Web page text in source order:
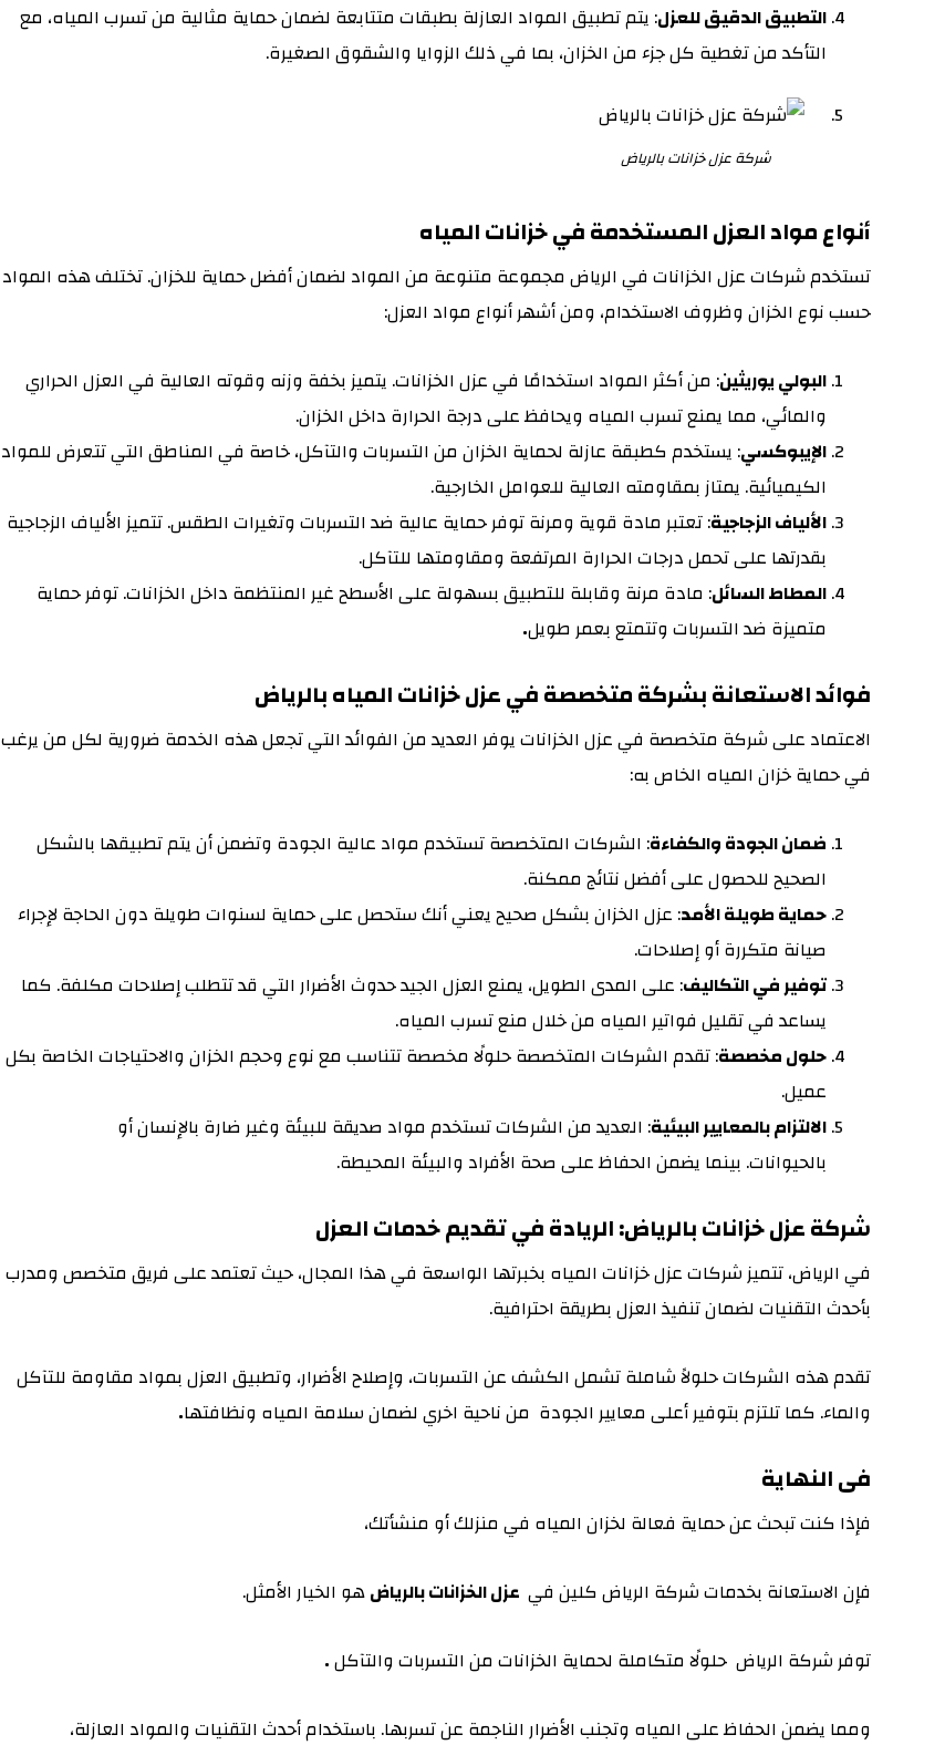
التطبيق الدقيق للعزل: يتم تطبيق المواد العازلة بطبقات متتابعة لضمان حماية مثالية من تسرب المياه، مع
التأكد من تغطية كل جزء من الخزان، بما في ذلك الزوايا والشقوق الصغيرة.
شركة عزل خزانات بالرياض
أنواع مواد العزل المستخدمة في خزانات المياه
تستخدم شركات عزل الخزانات في الرياض مجموعة متنوعة من المواد لضمان أفضل حماية للخزان. تختلف هذه المواد
حسب نوع الخزان وظروف الاستخدام، ومن أشهر أنواع مواد العزل:
البولي يوريثين: من أكثر المواد استخدامًا في عزل الخزانات. يتميز بخفة وزنه وقوته العالية في العزل الحراري
والمائي، مما يمنع تسرب المياه ويحافظ على درجة الحرارة داخل الخزان.
الإيبوكسي: يستخدم كطبقة عازلة لحماية الخزان من التسربات والتآكل، خاصة في المناطق التي تتعرض للمواد
الكيميائية. يمتاز بمقاومته العالية للعوامل الخارجية.
الألياف الزجاجية: تعتبر مادة قوية ومرنة توفر حماية عالية ضد التسربات وتغيرات الطقس. تتميز الألياف الزجاجية
بقدرتها على تحمل درجات الحرارة المرتفعة ومقاومتها للتآكل.
المطاط السائل: مادة مرنة وقابلة للتطبيق بسهولة على الأسطح غير المنتظمة داخل الخزانات. توفر حماية
متميزة ضد التسربات وتتمتع بعمر طويل.
فوائد الاستعانة بشركة متخصصة في عزل خزانات المياه بالرياض
الاعتماد على شركة متخصصة في عزل الخزانات يوفر العديد من الفوائد التي تجعل هذه الخدمة ضرورية لكل من يرغب
في حماية خزان المياه الخاص به:
ضمان الجودة والكفاءة: الشركات المتخصصة تستخدم مواد عالية الجودة وتضمن أن يتم تطبيقها بالشكل
الصحيح للحصول على أفضل نتائج ممكنة.
حماية طويلة الأمد: عزل الخزان بشكل صحيح يعني أنك ستحصل على حماية لسنوات طويلة دون الحاجة لإجراء
صيانة متكررة أو إصلاحات.
توفير في التكاليف: على المدى الطويل، يمنع العزل الجيد حدوث الأضرار التي قد تتطلب إصلاحات مكلفة. كما
يساعد في تقليل فواتير المياه من خلال منع تسرب المياه.
حلول مخصصة: تقدم الشركات المتخصصة حلولًا مخصصة تتناسب مع نوع وحجم الخزان والاحتياجات الخاصة بكل
عميل.
الالتزام بالمعايير البيئية: العديد من الشركات تستخدم مواد صديقة للبيئة وغير ضارة بالإنسان أو
بالحيوانات. بينما يضمن الحفاظ على صحة الأفراد والبيئة المحيطة.
شركة عزل خزانات بالرياض: الريادة في تقديم خدمات العزل
في الرياض، تتميز شركات عزل خزانات المياه بخبرتها الواسعة في هذا المجال، حيث تعتمد على فريق متخصص ومدرب
بأحدث التقنيات لضمان تنفيذ العزل بطريقة احترافية.
تقدم هذه الشركات حلولاً شاملة تشمل الكشف عن التسربات، وإصلاح الأضرار، وتطبيق العزل بمواد مقاومة للتآكل
والماء. كما تلتزم بتوفير أعلى معايير الجودة من ناحية اخري لضمان سلامة المياه ونظافتها.
فى النهاية
فإذا كنت تبحث عن حماية فعالة لخزان المياه في منزلك أو منشأتك،
فإن الاستعانة بخدمات شركة الرياض كلين في عزل الخزانات بالرياضهو الخيار الأمثل.
توفر شركة الرياض حلولًا متكاملة لحماية الخزانات من التسربات والتآكل.
ومما يضمن الحفاظ على المياه وتجنب الأضرار الناجمة عن تسربها. باستخدام أحدث التقنيات والمواد العازلة،